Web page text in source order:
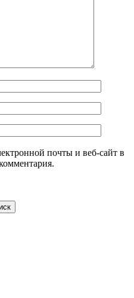
почты и веб-сайт в